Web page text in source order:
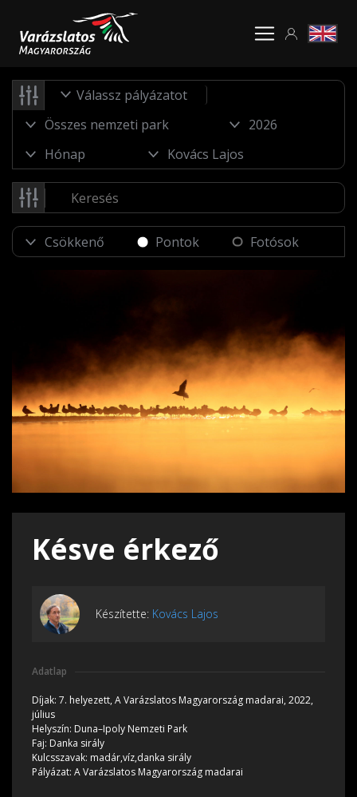
Válassz pályázatot
Pontok Fotósok
Késve érkező
Készítette: Kovács Lajos
Adatlap
Díjak: 7. helyezett, A Varázslatos Magyarország madarai, 2022,
július
Helyszín: Duna–Ipoly Nemzeti Park
Faj: Danka sirály
Kulcsszavak: madár,víz,danka sirály
Pályázat: A Varázslatos Magyarország madarai